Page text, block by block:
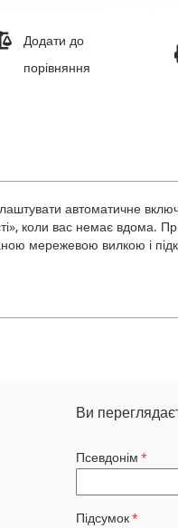
Додати до
порівняння
автоматичне
коли вас немає вдома.
мережевою вилкою і
Ви
Псевдонім
Підсумок